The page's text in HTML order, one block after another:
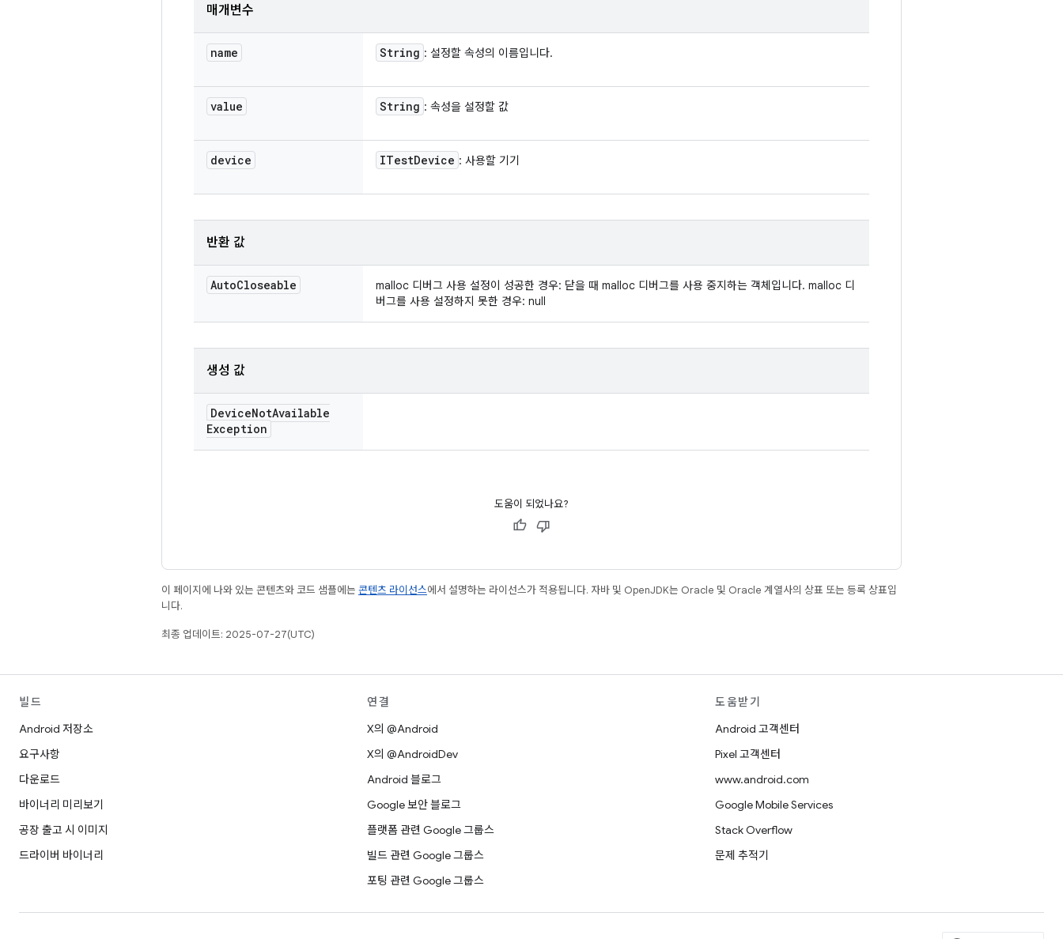
매개변수
name String : 설정할 속성의 이름입니다.
value String : 속성을 설정할 값
device ITestDevice : 사용할 기기
반환 값
AutoCloseable
malloc 디버그 사용 설정이 성공한 경우: 닫을 때 malloc 디버그를 사용 중지하는 객체입니다. malloc 디
버그를 사용 설정하지 못한 경우: null
생성 값
DeviceNotAvailable
Exception
도움이 되었나요?
이 페이지에 나와 있는 콘텐츠와 코드 샘플에는 콘텐츠 라이선스에서 설명하는 라이선스가 적용됩니다. 자바 및 OpenJDK는 Oracle 및 Oracle 계열사의 상표 또는 등록 상표입
니다.
최종 업데이트: 2025-07-27(UTC)
빌드
Android 저장소
요구사항
다운로드
바이너리 미리보기
공장 출고 시 이미지
드라이버 바이너리
연결
X의 @Android
X의 @AndroidDev
Android 블로그
Google 보안 블로그
플랫폼 관련 Google 그룹스
빌드 관련 Google 그룹스
포팅 관련 Google 그룹스
도움받기
Android 고객센터
Pixel 고객센터
www.android.com
Google Mobile Services
Stack Overflow
문제 추적기